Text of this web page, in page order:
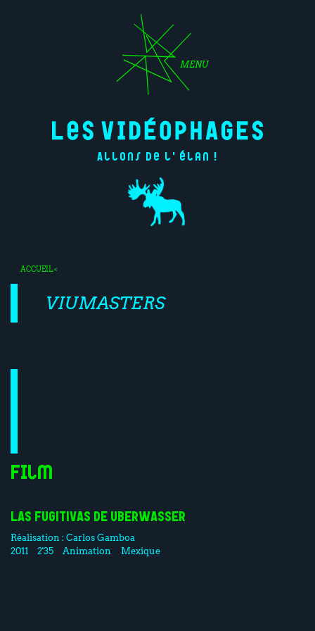
MENU
Allons de l'élan !
ACCUEIL<
VIUMASTERS
Film
LAS FUGITIVAS DE UBERWASSER
Réalisation :Carlos Gamboa
2011
2'35 Animation Mexique